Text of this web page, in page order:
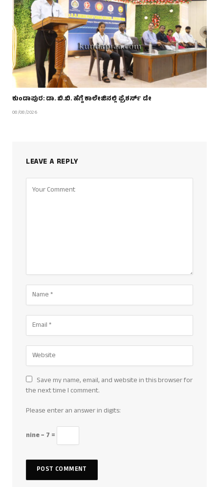
ಕುಂದಾಪುರ: ಡಾ. ಬಿ.ಬಿ. ಹೆಗ್ಡೆ ಕಾಲೇಜಿನಲ್ಲಿ ಫ್ರೆಶರ್ಸ್ ಡೇ
08/08/2026
LEAVE A REPLY
Save my name, email, and website in this browser for
the next time I comment.
Please enter an answer in digits:
nine − 7 =